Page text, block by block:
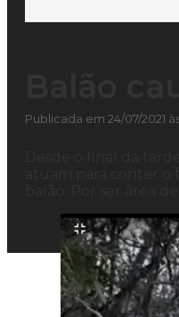
Publicada em 24/07/2021